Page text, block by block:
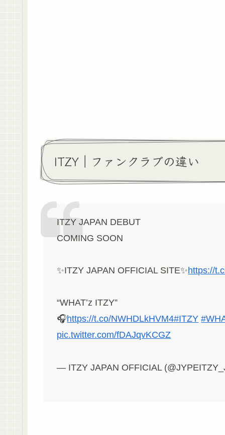
ITZY｜ファンクラブの違い
ITZY JAPAN DEBUT
COMING SOON
✨ITZY JAPAN OFFICIAL SITE✨https://
“WHAT’z ITZY”
🎧https://t.co/NWHDLkHVM4#ITZY
pic.twitter.com/fDAJqvKCGZ
— ITZY JAPAN OFFICIAL